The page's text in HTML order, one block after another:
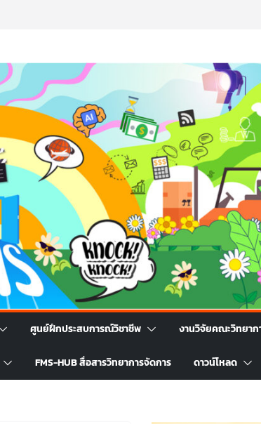
ศูนย์ฝึกประสบการณ์วิชาชีพ งานวิจัยคณะวิทยาก
FMS-HUB สื่อสารวิทยาการจัดการ ดาวน์โหลด